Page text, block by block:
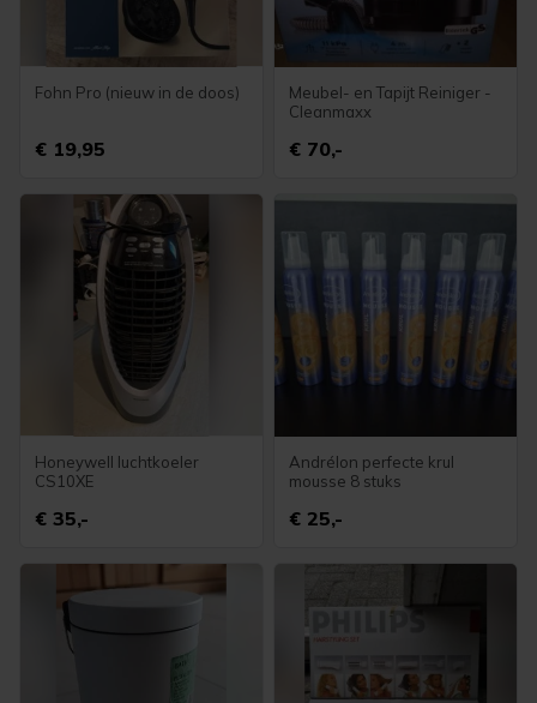
Fohn Pro (nieuw in de doos)
€ 19,95
Meubel- en Tapijt Reiniger -
Cleanmaxx
€ 70,-
Honeywell luchtkoeler
CS10XE
€ 35,-
Andrélon perfecte krul
mousse 8 stuks
€ 25,-